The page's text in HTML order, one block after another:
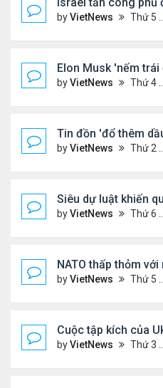
byVietNews Thứ 5 Tháng 6 12, 2025 5:28 pm
Elon Musk 'nếm
byVietNews Thứ 4 Tháng 6 11, 2025 5:53 pm
Tin đồn 'đổ thêm
byVietNews Thứ 2 Tháng 6 09, 2025 5:54 pm
Siêu dự luật khiến
byVietNews Thứ 6 Tháng 6 06, 2025 4:57 pm
NATO thấp thỏm
byVietNews Thứ 5 Tháng 6 05, 2025 5:51 pm
Cuộc tập kích của
byVietNews Thứ 3 Tháng 6 03, 2025 5:55 pm